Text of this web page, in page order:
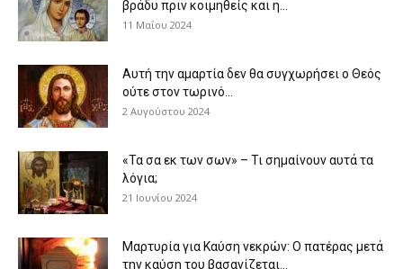
βράδυ πριν κοιμηθείς και η...
11 Μαΐου 2024
Αυτή την αμαρτία δεν θα συγχωρήσει ο Θεός
ούτε στον τωρινό...
2 Αυγούστου 2024
«Τα σα εκ των σων» – Τι σημαίνουν αυτά τα
λόγια;
21 Ιουνίου 2024
Μαρτυρία για Καύση νεκρών: Ο πατέρας μετά
την καύση του βασανίζεται...